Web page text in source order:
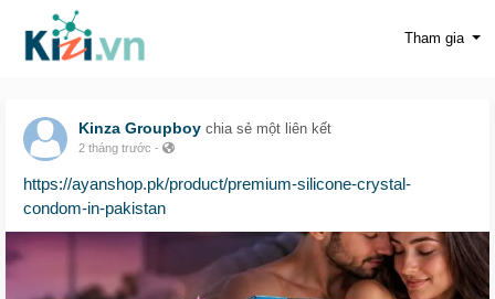
Tham gia
Kinza Groupboy chia sẻ một liên kết
2 tháng trước -
https://ayanshop.pk/product/premium-silicone-crystal-
condom-in-pakistan